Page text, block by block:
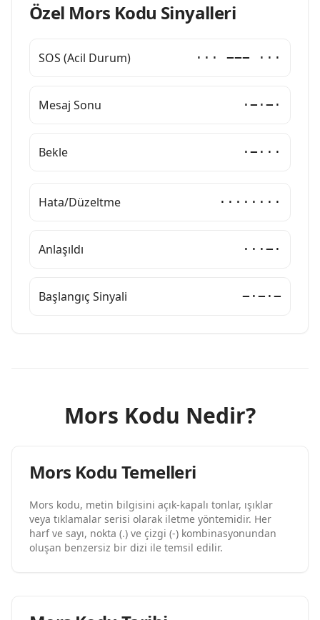
Özel Mors Kodu Sinyalleri
SOS (Acil Durum) ··· −−− ···
Mesaj Sonu ·−·−·
Bekle ·−···
Hata/Düzeltme ········
Anlaşıldı ···−·
Başlangıç Sinyali −·−·−
Mors Kodu Nedir?
Mors Kodu Temelleri
Mors kodu, metin bilgisini açık-kapalı tonlar, ışıklar
veya tıklamalar serisi olarak iletme yöntemidir. Her
harf ve sayı, nokta (.) ve çizgi (-) kombinasyonundan
oluşan benzersiz bir dizi ile temsil edilir.